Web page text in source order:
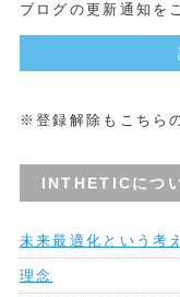
ブログの更新通知を
※登録解除もこちら
INTHETICにつ
未来最適化という考
理念